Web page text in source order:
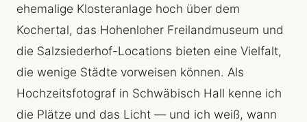
ehemalige Klosteranlage hoch über dem
Kochertal, das Hohenloher Freilandmuseum und
die Salzsiederhof-Locations bieten eine Vielfalt,
die wenige Städte vorweisen können. Als
Hochzeitsfotograf in Schwäbisch Hall kenne ich
die Plätze und das Licht — und ich weiß, wann